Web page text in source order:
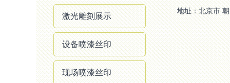
激光雕刻展示
设备喷漆丝印
现场喷漆丝印
地址：北京市